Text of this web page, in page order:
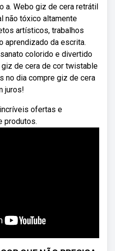
a. Webo giz de cera retrátil
não tóxico altamente
artísticos, trabalhos
aprendizado da escrita.
colorido e divertido
de cera de cor twistable
no dia compre giz de cera
juros!
ofertas e
produtos.